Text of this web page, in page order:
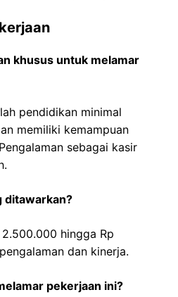
khusus untuk melamar
pendidikan minimal
memiliki kemampuan
sebagai kasir
ditawarkan?
hingga Rp
dan kinerja.
pekerjaan ini?